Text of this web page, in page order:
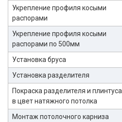
Укрепление профиля косыми
распорами
Укрепление профиля косыми
распорами по 500мм
Установка бруса
Установка разделителя
Покраска разделителя и плинтуса
в цвет натяжного потолка
Монтаж потолочного карниза